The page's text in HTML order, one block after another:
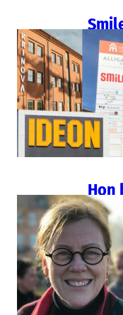
Ideon,
har…
Hon
Krinova
som
Park i
från